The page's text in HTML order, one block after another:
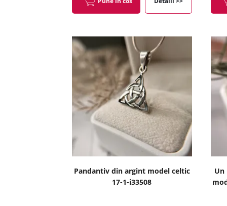
Pandantiv din argint model celtic
17-1-i33508
Un